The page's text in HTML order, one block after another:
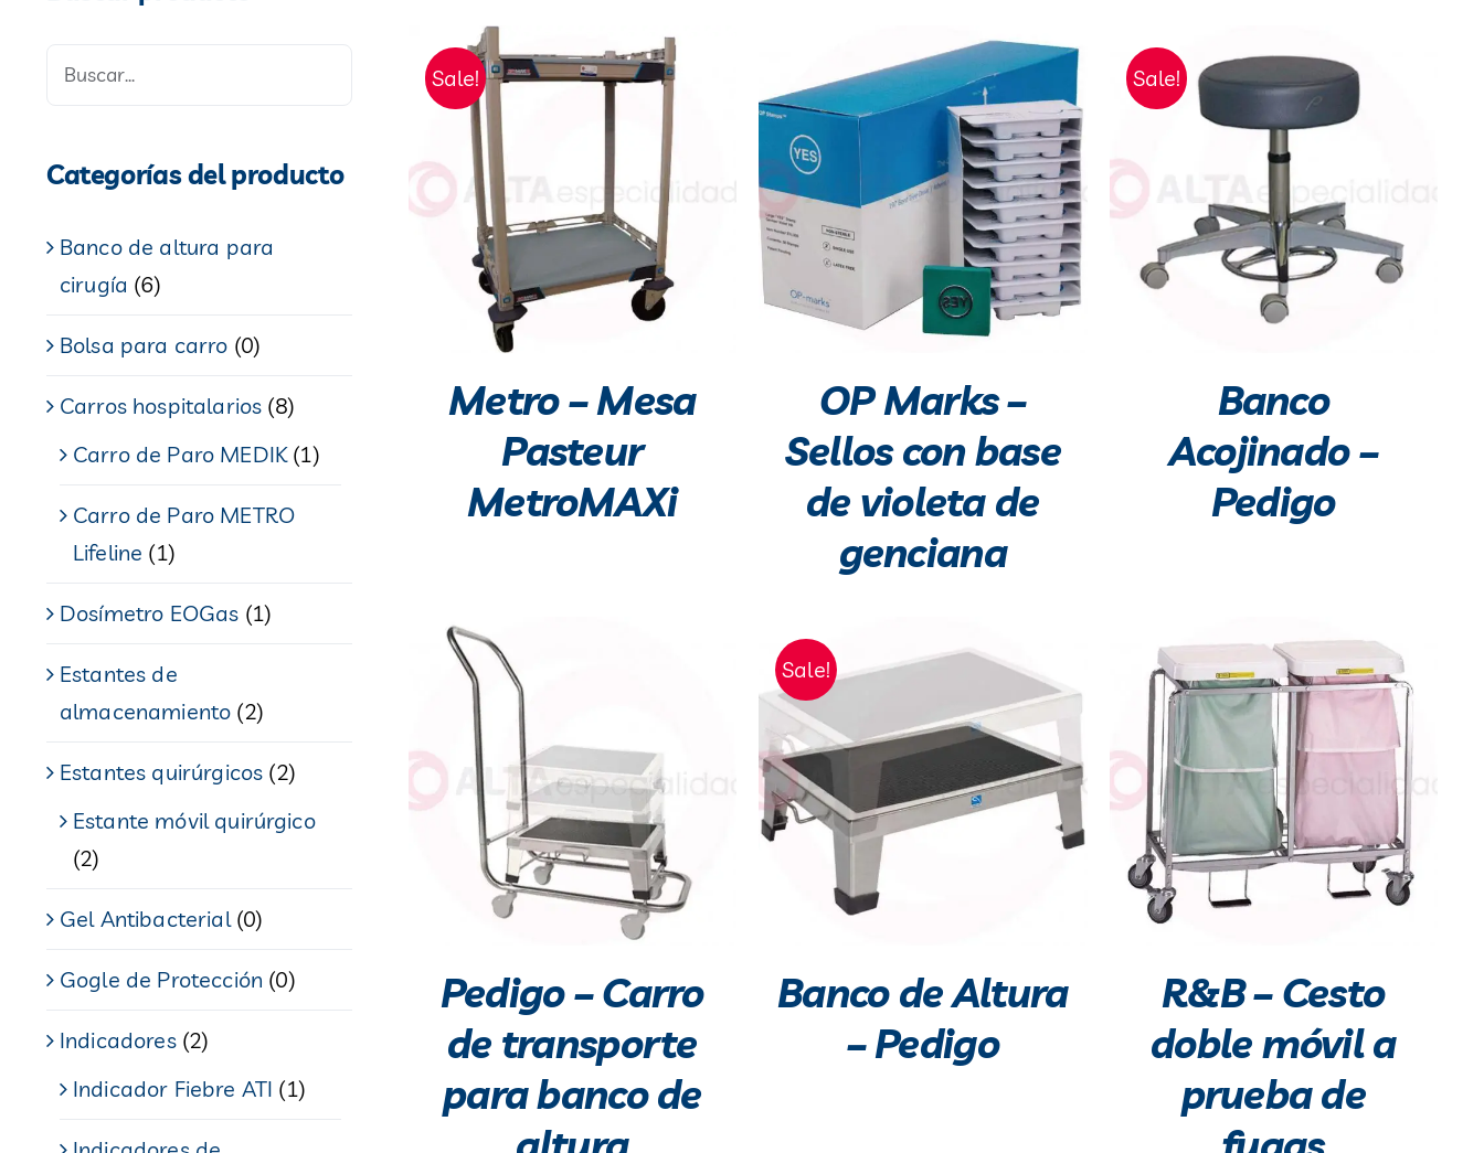
Categorías del producto
Banco de altura para
cirugía (6)
Bolsa para carro (0)
Carros hospitalarios (8)
Carro de Paro MEDIK (1)
Carro de Paro METRO
Lifeline (1)
Dosímetro EOGas (1)
Estantes de
almacenamiento (2)
Estantes quirúrgicos (2)
Estante móvil quirúrgico
(2)
Gel Antibacterial (0)
Gogle de Protección (0)
Indicadores (2)
Indicador Fiebre ATI (1)
Sale!
Metro – Mesa
Pasteur
MetroMAXi
OP Marks –
Sellos con base
de violeta de
genciana
Sale!
Banco
Acojinado –
Pedigo
Pedigo – Carro
de transporte
para banco de
Sale!
Banco de Altura
– Pedigo
R&B – Cesto
doble móvil a
prueba de